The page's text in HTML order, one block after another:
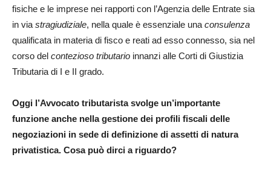
fisiche e le imprese nei rapporti con l’Agenzia delle Entrate sia
in via stragiudiziale, nella quale è essenziale una consulenza
qualificata in materia di fisco e reati ad esso connesso, sia nel
corso del contezioso tributario innanzi alle Corti di Giustizia
Tributaria di I e II grado.
Oggi l’Avvocato tributarista svolge un’importante
funzione anche nella gestione dei profili fiscali delle
negoziazioni in sede di definizione di assetti di natura
privatistica. Cosa può dirci a riguardo?